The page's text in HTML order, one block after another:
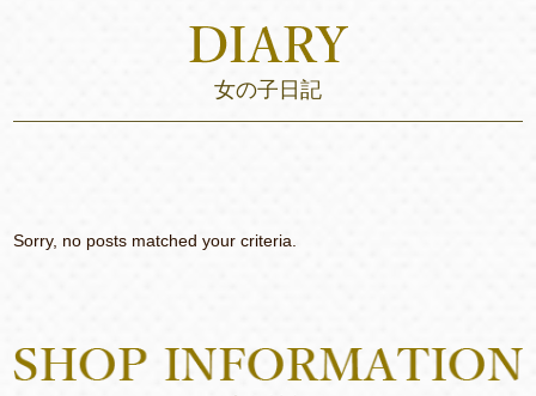
女の子日記
Sorry, no posts matched your criteria.